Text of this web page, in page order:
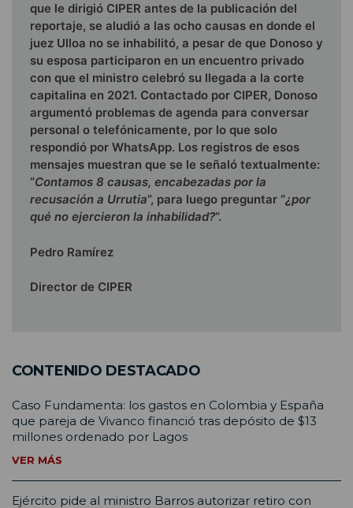
que le dirigió CIPER antes de la publicación del
reportaje, se aludió a las ocho causas en donde el
juez Ulloa no se inhabilitó, a pesar de que Donoso y
su esposa participaron en un encuentro privado
con que el ministro celebró su llegada a la corte
capitalina en 2021. Contactado por CIPER, Donoso
argumentó problemas de agenda para conversar
personal o telefónicamente, por lo que solo
respondió por WhatsApp. Los registros de esos
mensajes muestran que se le señaló textualmente:
“Contamos 8 causas, encabezadas por la
recusación a Urrutia”, para luego preguntar “¿por
qué no ejercieron la inhabilidad?”.
Pedro Ramírez
Director de CIPER
CONTENIDO DESTACADO
Caso Fundamenta: los gastos en Colombia y España
que pareja de Vivanco financió tras depósito de $13
millones ordenado por Lagos
VER MÁS
Ejército pide al ministro Barros autorizar retiro con